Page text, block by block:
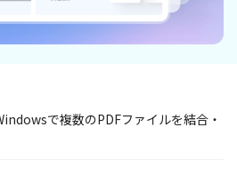
ト
で複数のPDFファイルを結合・